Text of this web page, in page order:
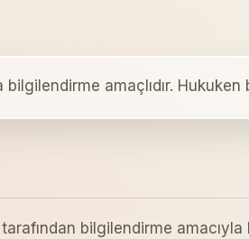
amaçlıdır. Hukuken
tarafından bilgilendirme